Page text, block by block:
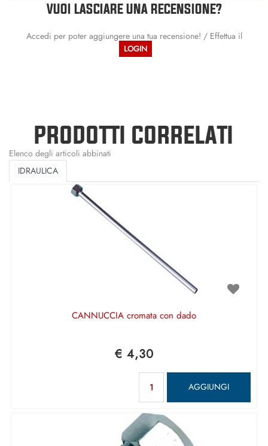
VUOI LASCIARE UNA RECENSIONE?
Accedi per poter aggiungere una tua recensione! / Effettua il
LOGIN
PRODOTTI CORRELATI
Elenco degli articoli abbinati
IDRAULICA
CANNUCCIA cromata con dado
€ 4,30
AGGIUNGI